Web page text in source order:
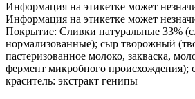
Информация на этикетке может
Информация на этикетке может
Покрытие: Сливки натуральные 33%
нормализованные); сыр творожный
пастеризованное молоко, закваска,
фермент микробного происхождения);
краситель: экстракт генипы